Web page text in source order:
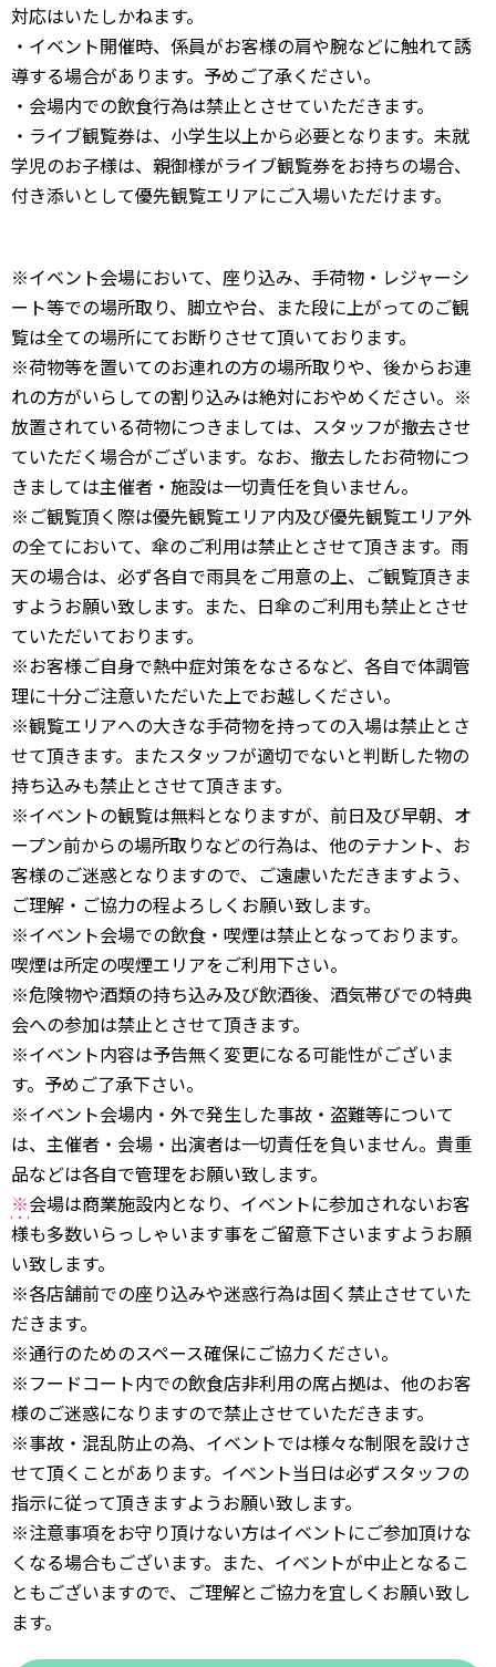
対応はいたしかねます。
・イベント開催時、係員がお客様の肩や腕などに触れて誘
導する場合があります。予めご了承ください。
・会場内での飲食行為は禁止とさせていただきます。
・ライブ観覧券は、小学生以上から必要となります。未就
学児のお子様は、親御様がライブ観覧券をお持ちの場合、
付き添いとして優先観覧エリアにご入場いただけます。
※イベント会場において、座り込み、手荷物・レジャーシ
ート等での場所取り、脚立や台、また段に上がってのご観
覧は全ての場所にてお断りさせて頂いております。
※荷物等を置いてのお連れの方の場所取りや、後からお連
れの方がいらしての割り込みは絶対におやめください。※
放置されている荷物につきましては、スタッフが撤去させ
ていただく場合がございます。なお、撤去したお荷物につ
きましては主催者・施設は一切責任を負いません。
※ご観覧頂く際は優先観覧エリア内及び優先観覧エリア外
の全てにおいて、傘のご利用は禁止とさせて頂きます。雨
天の場合は、必ず各自で雨具をご用意の上、ご観覧頂きま
すようお願い致します。また、日傘のご利用も禁止とさせ
ていただいております。
※お客様ご自身で熱中症対策をなさるなど、各自で体調管
理に十分ご注意いただいた上でお越しください。
※観覧エリアへの大きな手荷物を持っての入場は禁止とさ
せて頂きます。またスタッフが適切でないと判断した物の
持ち込みも禁止とさせて頂きます。
※イベントの観覧は無料となりますが、前日及び早朝、オ
ープン前からの場所取りなどの行為は、他のテナント、お
客様のご迷惑となりますので、ご遠慮いただきますよう、
ご理解・ご協力の程よろしくお願い致します。
※イベント会場での飲食・喫煙は禁止となっております。
喫煙は所定の喫煙エリアをご利用下さい。
※危険物や酒類の持ち込み及び飲酒後、酒気帯びでの特典
会への参加は禁止とさせて頂きます。
※イベント内容は予告無く変更になる可能性がございま
す。予めご了承下さい。
※イベント会場内・外で発生した事故・盗難等について
は、主催者・会場・出演者は一切責任を負いません。貴重
品などは各自で管理をお願い致します。
※会場は商業施設内となり、イベントに参加されないお客
様も多数いらっしゃいます事をご留意下さいますようお願
い致します。
※各店舗前での座り込みや迷惑行為は固く禁止させていた
だきます。
※通行のためのスペース確保にご協力ください。
※フードコート内での飲食店非利用の席占拠は、他のお客
様のご迷惑になりますので禁止させていただきます。
※事故・混乱防止の為、イベントでは様々な制限を設けさ
せて頂くことがあります。イベント当日は必ずスタッフの
指示に従って頂きますようお願い致します。
※注意事項をお守り頂けない方はイベントにご参加頂けな
くなる場合もございます。また、イベントが中止となるこ
ともございますので、ご理解とご協力を宜しくお願い致し
ます。